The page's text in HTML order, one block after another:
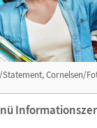
Statement, Cornelsen/